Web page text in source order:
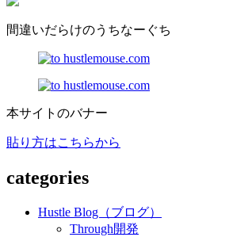
間違いだらけのうちなーぐち
本サイトのバナー
貼り方はこちらから
categories
Hustle Blog（ブログ）
Through開発